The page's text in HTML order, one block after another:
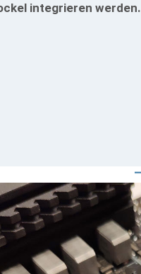
integrieren werden.